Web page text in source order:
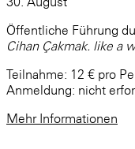
Öffentliche Führung
Cihan Çakmak. like a
Teilnahme: 12 € pro
Anmeldung: nicht
Mehr Informationen